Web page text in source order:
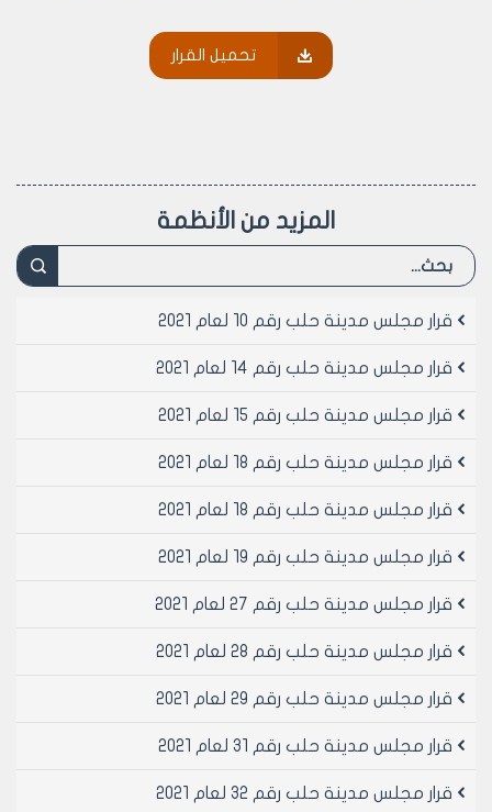
السابق وذلك لضرورات انشائية تتعلق بالسلامة للبناء
والوان مواد البناء لما هو قادم في الطوابق السفلى
ت‌- وجود شيناج رابط فوق الجدران الحاملة القائمة
واحد
3- لا يجوز تصديق مخططات الافراز الطابقي بهذه الطوابق او
ان الشروط المطلوبة في المادة /3/ أعلاه محققة
مجلس المدينة وعلى التقارير الفنية المنظمة بالمخالفات
5- تعرض المشاكل الناتجة عن تطبيق هذا القرار عن اللجنة
6- ينشر هذا القرار في لوحة إعلانات مجلس المدينة ويبلغ
من يلزم لتنفيذه
رئيس مجلس مدينة حلب
المهندس عبد الغني كبه
تحميل القرار
المزيد من الأنظمة
قرار مجلس مدينة حلب رقم 10 لعام 2021
قرار مجلس مدينة حلب رقم 14 لعام 2021
قرار مجلس مدينة حلب رقم 15 لعام 2021
قرار مجلس مدينة حلب رقم 18 لعام 2021
قرار مجلس مدينة حلب رقم 18 لعام 2021
قرار مجلس مدينة حلب رقم 19 لعام 2021
قرار مجلس مدينة حلب رقم 27 لعام 2021
قرار مجلس مدينة حلب رقم 28 لعام 2021
قرار مجلس مدينة حلب رقم 29 لعام 2021
قرار مجلس مدينة حلب رقم 31 لعام 2021
قرار مجلس مدينة حلب رقم 32 لعام 2021